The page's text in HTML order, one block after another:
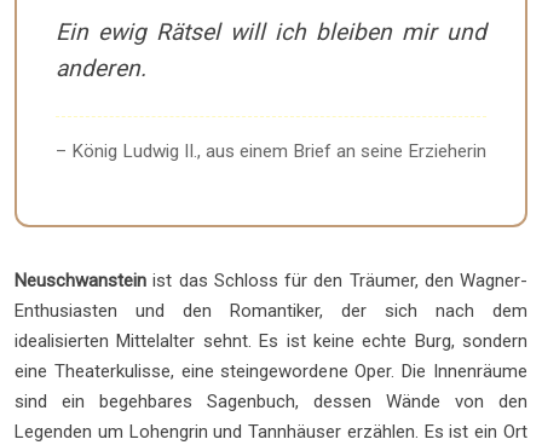
Ein ewig Rätsel will ich bleiben mir und
anderen.
– König Ludwig II., aus einem Brief an seine Erzieherin
Neuschwanstein ist das Schloss für den Träumer, den Wagner-
Enthusiasten und den Romantiker, der sich nach dem
idealisierten Mittelalter sehnt. Es ist keine echte Burg, sondern
eine Theaterkulisse, eine steingewordene Oper. Die Innenräume
sind ein begehbares Sagenbuch, dessen Wände von den
Legenden um Lohengrin und Tannhäuser erzählen. Es ist ein Ort